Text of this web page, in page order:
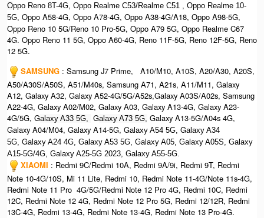
Oppo Reno 8T-4G, Oppo Realme C53/Realme C51 , Oppo Realme 10-
5G, Oppo A58-4G, Oppo A78-4G, Oppo A38-4G/A18, Oppo A98-5G,
Oppo Reno 10 5G/Reno 10 Pro-5G, Oppo A79 5G, Oppo Realme C67
4G. Oppo Reno 11 5G, Oppo A60-4G, Reno 11F-5G, Reno 12F-5G, Reno
12 5G.
SAMSUNG : Samsung J7 Prime, A10/M10, A10S, A20/A30, A20S,
A50/A30S/A50S, A51/M40s, Samsung A71, A21s, A11/M11, Galaxy
A12, Galaxy A32, Galaxy A52-4G/5G/A52s,Galaxy A03S/A02s, Samsung
A22-4G, Galaxy A02/M02, Galaxy A03, Galaxy A13-4G, Galaxy A23-
4G/5G, Galaxy A33 5G, Galaxy A73 5G, Galaxy A13-5G/A04s 4G,
Galaxy A04/M04, Galaxy A14-5G, Galaxy A54 5G, Galaxy A34
5G, Galaxy A24 4G, Galaxy A53 5G, Galaxy A05, Galaxy A05S, Galaxy
A15-5G/4G, Galaxy A25-5G 2023, Galaxy A55-5G.
XIAOMI : Redmi 9C/Redmi 10A, Redmi 9A/9i, Redmi 9T, Redmi
Note 10-4G/10S, Mi 11 Lite, Redmi 10, Redmi Note 11-4G/Note 11s-4G,
Redmi Note 11 Pro 4G/5G/Redmi Note 12 Pro 4G, Redmi 10C, Redmi
12C, Redmi Note 12 4G, Redmi Note 12 Pro 5G, Redmi 12/12R, Redmi
13C-4G, Redmi 13-4G, Redmi Note 13-4G, Redmi Note 13 Pro-4G.